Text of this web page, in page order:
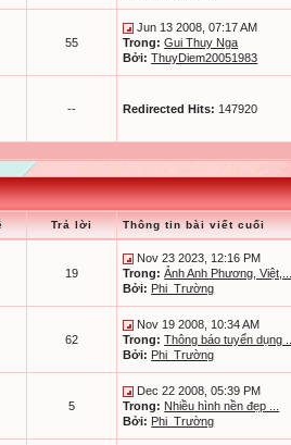
55
Jun 13 2008, 07:17 AM
Trong: Gui Thuy Nga
Bởi: ThuyDiem20051983
-- Redirected Hits: 147920
Trả lời Thông tin bài viết cuối
19
Nov 23 2023, 12:16 PM
Trong: Ảnh Anh Phương, Việt,...
Bởi: Phi_Trường
62
Nov 19 2008, 10:34 AM
Trong: Thông báo tuyển dụng ...
Bởi: Phi_Trường
5
Dec 22 2008, 05:39 PM
Trong: Nhiều hình nền đẹp ...
Bởi: Phi_Trường